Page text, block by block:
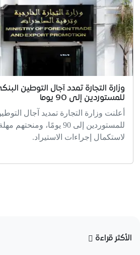
وزارة التجارة تمدد آجال التوطين
للمستوردين إلى 90 يوما
أعلنت وزارة التجارة تمديد آجال
للمستوردين إلى 90 يومًا،
لاستكمال إجراءات الاستيراد.
الأكثر قراءة